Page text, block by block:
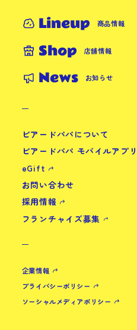
Lineup 商品情報
Shop 店舗情報
News お知らせ
ビアードパパについて
ビアードパパ モバイルアプリ
eGift
お問い合わせ
採用情報
フランチャイズ募集
企業情報
プライバシーポリシー
ソーシャルメディアポリシー